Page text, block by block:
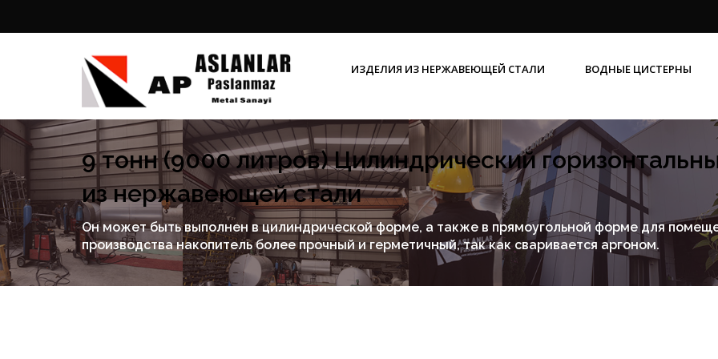
ИЗДЕЛИЯ ИЗ НЕРЖАВЕЮЩЕЙ СТАЛИ ВОДНЫЕ ЦИСТЕРНЫ
9 тонн (9000 литров) Цилиндрический
из нержавеющей стали
Он может быть выполнен в цилиндрической форме, а также в прямоугольной форме для
производства накопитель более прочный и герметичный, так как сваривается аргоном.